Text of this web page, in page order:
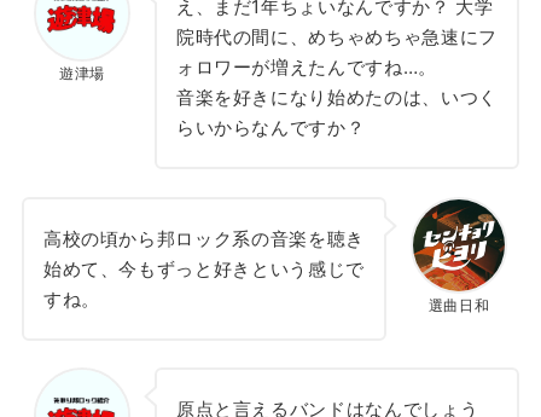
遊津場
え、まだ1年ちょいなんですか？ 大学
院時代の間に、めちゃめちゃ急速にフ
ォロワーが増えたんですね…。
音楽を好きになり始めたのは、いつく
らいからなんですか？
選曲日和
高校の頃から邦ロック系の音楽を聴き
始めて、今もずっと好きという感じで
すね。
原点と言えるバンドはなんでしょう